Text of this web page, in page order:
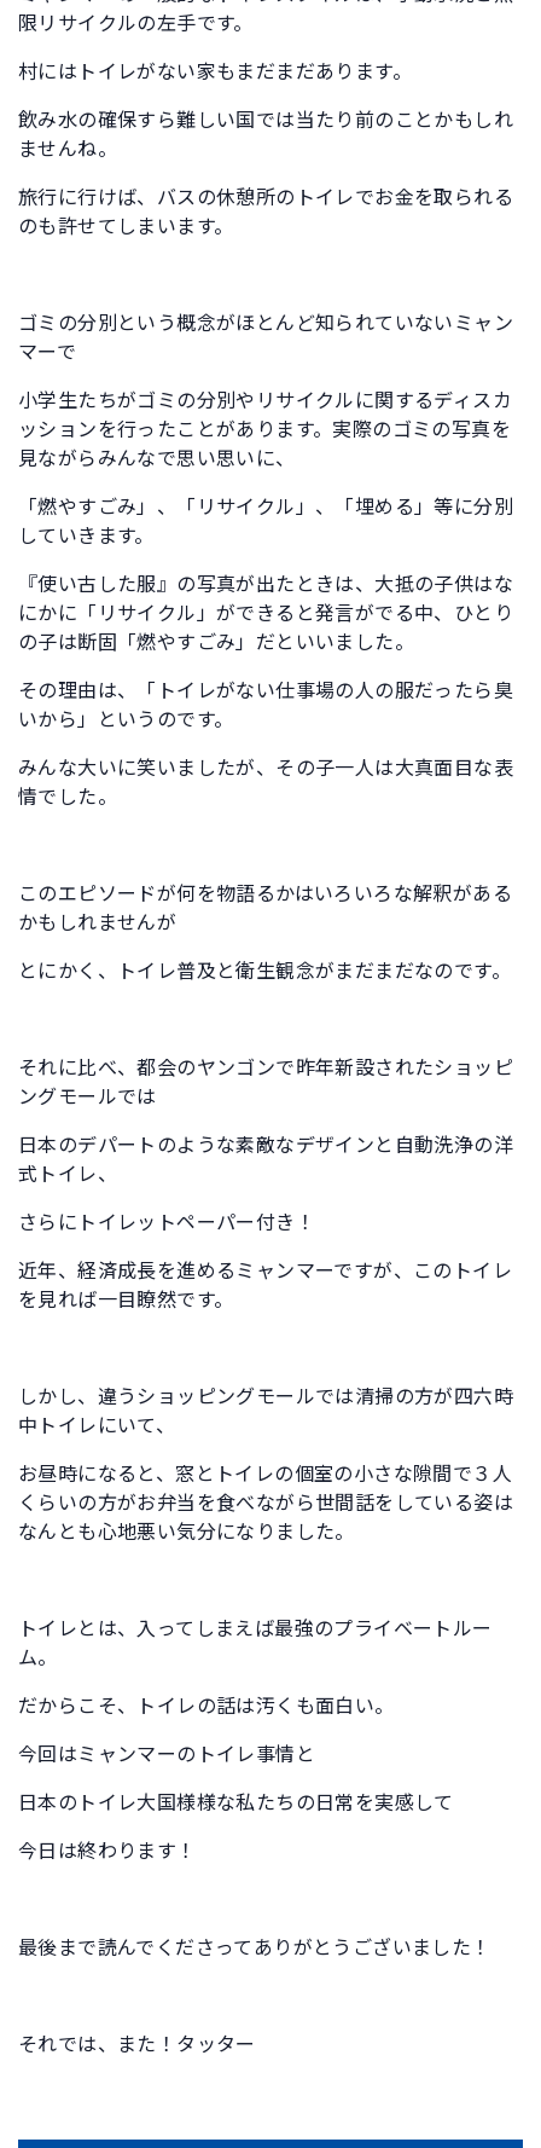
限リサイクルの左手です。
村にはトイレがない家もまだまだあります。
飲み水の確保すら難しい国では当たり前のことかもしれ
ませんね。
旅行に行けば、バスの休憩所のトイレでお金を取られる
のも許せてしまいます。
ゴミの分別という概念がほとんど知られていないミャン
マーで
小学生たちがゴミの分別やリサイクルに関するディスカ
ッションを行ったことがあります。実際のゴミの写真を
見ながらみんなで思い思いに、
「燃やすごみ」、「リサイクル」、「埋める」等に分別
していきます。
『使い古した服』の写真が出たときは、大抵の子供はな
にかに「リサイクル」ができると発言がでる中、ひとり
の子は断固「燃やすごみ」だといいました。
その理由は、「トイレがない仕事場の人の服だったら臭
いから」というのです。
みんな大いに笑いましたが、その子一人は大真面目な表
情でした。
このエピソードが何を物語るかはいろいろな解釈がある
かもしれませんが
とにかく、トイレ普及と衛生観念がまだまだなのです。
それに比べ、都会のヤンゴンで昨年新設されたショッピ
ングモールでは
日本のデパートのような素敵なデザインと自動洗浄の洋
式トイレ、
さらにトイレットペーパー付き！
近年、経済成長を進めるミャンマーですが、このトイレ
を見れば一目瞭然です。
しかし、違うショッピングモールでは清掃の方が四六時
中トイレにいて、
お昼時になると、窓とトイレの個室の小さな隙間で３人
くらいの方がお弁当を食べながら世間話をしている姿は
なんとも心地悪い気分になりました。
トイレとは、入ってしまえば最強のプライベートルー
ム。
だからこそ、トイレの話は汚くも面白い。
今回はミャンマーのトイレ事情と
日本のトイレ大国様様な私たちの日常を実感して
今日は終わります！
最後まで読んでくださってありがとうございました！
それでは、また！タッター